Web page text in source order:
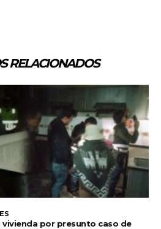
RELACIONADOS
vivienda por presunto caso de